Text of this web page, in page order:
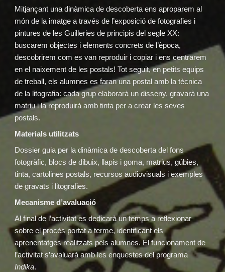
Mitjançant una dinàmica de descoberta ens aproparem al
món de la imatge a través de l’exposició de fotografies i
pintures de les Guilleries de principis del segle XX:
buscarem objectes i elements concrets de l’època,
descobrirem com es van reproduir i copiar i ens centrarem
en el naixement de les postals! Tot seguit, en petits equips
de treball, els alumnes es faran una postal amb la tècnica
de la litografia: cada grup elaborarà un disseny, gravarà una
matriu i la reproduirà amb tinta per a crear les seves
postals.
Materials utilitzats
Dossier guia per la dinàmica de descoberta del fons
fotogràfic, blocs de dibuix, llapis i goma, matrius, gúbies,
tinta, cartolines postals, recursos audiovisuals i exemples
de gravats i litografies.
Mecanisme d’avaluació
Al final de l’activitat es dedicarà un temps a reflexionar
sobre el procés portat a terme, identificant els
aprenentatges realitzats pels alumnes. El funcionament de
l’activitat s’avaluarà amb les enquestes del programa
Indika.